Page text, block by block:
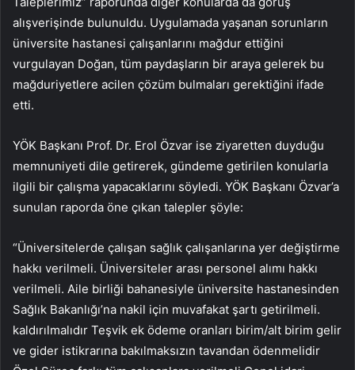
alışverişinde bulunuldu. Uygulamada yaşanan sorunların
üniversite hastanesi çalışanlarını mağdur ettiğini
vurgulayan Doğan, tüm paydaşların bir araya gelerek bu
mağduriyetlere acilen çözüm bulmaları gerektiğini ifade
etti.
YÖK Başkanı Prof. Dr. Erol Özvar ise ziyaretten duyduğu
memnuniyeti dile getirerek, gündeme getirilen konularla
ilgili bir çalışma yapacaklarını söyledi. YÖK Başkanı Özvar’a
sunulan raporda öne çıkan talepler şöyle:
“Üniversitelerde çalışan sağlık çalışanlarına yer değiştirme
hakkı verilmeli. Üniversiteler arası personel alımı hakkı
verilmeli. Aile birliği bahanesiyle üniversite hastanesinden
Sağlık Bakanlığı’na nakil için muvafakat şartı getirilmeli.
kaldırılmalıdır Teşvik ek ödeme oranları birim/alt birim gelir
ve gider istikrarına bakılmaksızın tavandan ödenmelidir